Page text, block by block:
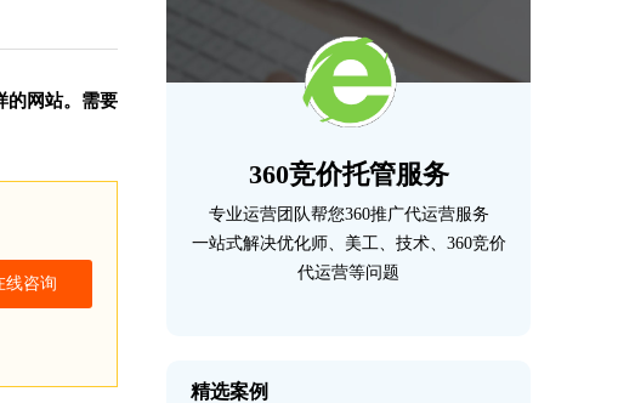
360竞价托管服务
专业运营团队帮您360推广代运营服务
一站式解决优化师、美工、技术、360竞价
代运营等问题
精选案例
的网站。需要
线咨询